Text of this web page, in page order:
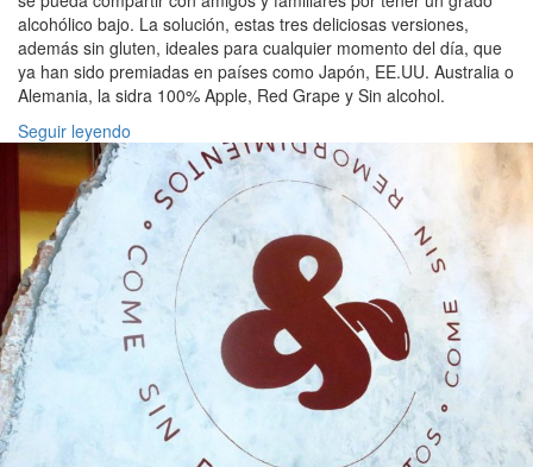
alcohólico bajo. La solución, estas tres deliciosas versiones,
además sin gluten, ideales para cualquier momento del día, que
ya han sido premiadas en países como Japón, EE.UU. Australia o
Alemania, la sidra 100% Apple, Red Grape y Sin alcohol.
Seguir leyendo